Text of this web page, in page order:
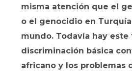
misma atención que el
o el genocidio en
mundo. Todavía hay este
discriminación básica
africano y los problemas